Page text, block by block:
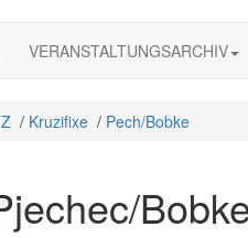
VERANSTALTUNGSARCHIV
/ Kruzifixe/ Pech/Bobke